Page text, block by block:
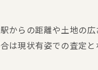
高値売
不
からの距離や土地の
は現状有姿での査定